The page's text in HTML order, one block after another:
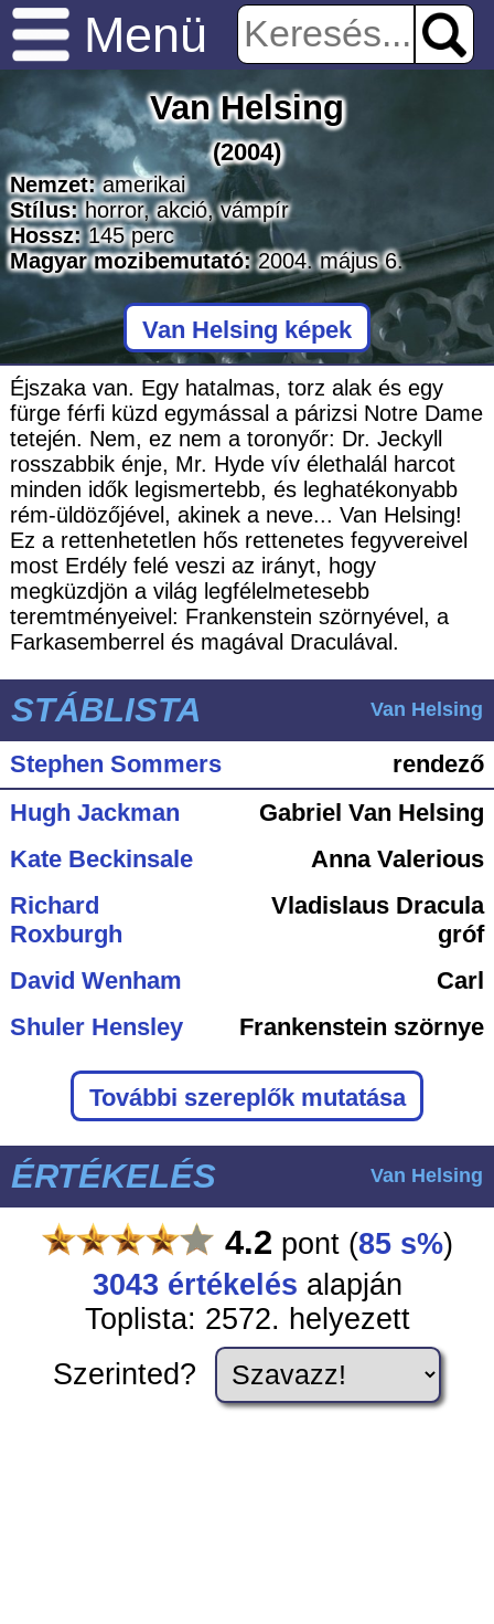
Menü
Van Helsing
(2004)
Nemzet: amerikai
Stílus: horror,akció,vámpír
Hossz: 145perc
Magyar mozibemutató:2004. május 6.
Van Helsing képek
Éjszaka van. Egy hatalmas, torz alak és egy
fürge férfi küzd egymással a párizsi Notre Dame
tetején. Nem, ez nem a toronyőr: Dr. Jeckyll
rosszabbik énje, Mr. Hyde vív élethalál harcot
minden idők legismertebb, és leghatékonyabb
rém-üldözőjével, akinek a neve... Van Helsing!
Ez a rettenhetetlen hős rettenetes fegyvereivel
most Erdély felé veszi az irányt, hogy
megküzdjön a világ legfélelmetesebb
teremtményeivel: Frankenstein szörnyével, a
Farkasemberrel és magával Draculával.
STÁBLISTA Van Helsing
Stephen Sommers
rendező
Hugh Jackman
Gabriel Van Helsing
Kate Beckinsale
Anna Valerious
Richard
Roxburgh
Vladislaus Dracula
gróf
David Wenham
Carl
Shuler Hensley
Frankenstein szörnye
További szereplők mutatása
ÉRTÉKELÉS Van Helsing
4.2 pont (85 s%)
3043 értékelés alapján
Toplista: 2572. helyezett
Szerinted?